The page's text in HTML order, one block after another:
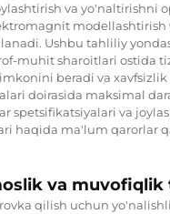
va yo'naltirishni
modellashtirish
Ushbu tahliliy
muhit sharoitlari ostida
beradi va
doirasida maksimal
spetsifikatsiyalari va
haqida ma'lum qarorlar
va muvofiqlik
qilish uchun